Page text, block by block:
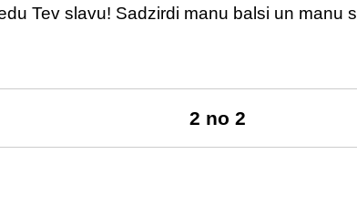
Tev slavu! Sadzirdi manu balsi un manu
2 no 2